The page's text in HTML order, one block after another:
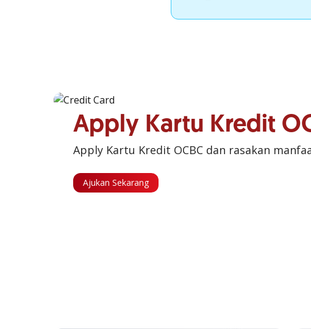
Apply Kartu Kredit
Apply Kartu Kredit OCBC dan rasakan
Ajukan Sekarang